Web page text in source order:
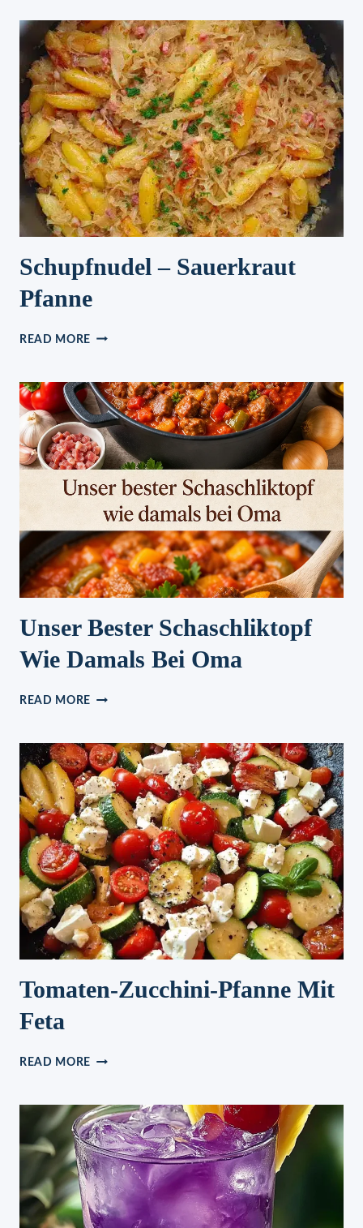
100G
KÄSE
Schupfnudel – Sauerkraut
Pfanne
READ MORE SCHUPFNUDEL
PFANNE
Unser Bester Schaschliktopf
Wie Damals Bei Oma
READ MORE UNSER
WIE
DAMALS
BEI
OMA
Tomaten-Zucchini-Pfanne Mit
Feta
READ MORE TOMATEN-
MIT
FETA